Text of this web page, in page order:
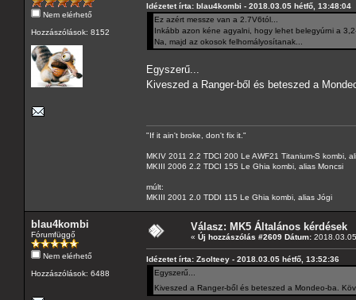
Nem elérhető
Hozzászólások: 8152
Idézetet írta: blau4kombi - 2018.03.05 hétfő, 13:48:04
Ez azért messze van a 2.7V6tól...
Inkább azon kéne agyalni, hogy lehet belegyúrni a
Na, majd az okosok felhomályosítanak...
Egyszerű...
Kiveszed a Ranger-ből és beteszed a
"If it ain't broke, don't fix it."
MKIV 2011 2.2 TDCI 200 Le AWF21 Titanium-S kombi,
MKIII 2006 2.2 TDCI 155 Le Ghia kombi, alias Moncsi
múlt:
MKIII 2001 2.0 TDDI 115 Le Ghia kombi, alias Jógi
blau4kombi
Fórumfüggő
Nem elérhető
Hozzászólások: 6488
Válasz: MK5 Általános kérdések
« Új hozzászólás #2609 Dátum:
Idézetet írta: Zsolteey - 2018.03.05 hétfő, 13:52:36
Egyszerű...
Kiveszed a Ranger-ből és beteszed a Mondeo-ba.